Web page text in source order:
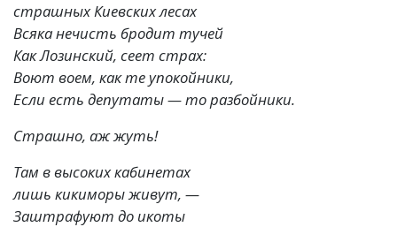
страшных Киевских лесах
Всяка нечисть бродит тучей
Как Лозинский, сеет страх:
Воют воем, как те упокойники,
Если есть депутаты — то разбойники.
Страшно, аж жуть!
Там в высоких кабинетах
лишь кикиморы живут, —
Заштрафуют до икоты